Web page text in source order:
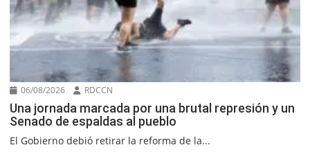
06/08/2026 RDCCN
Una jornada marcada por una brutal represión y un
Senado de espaldas al pueblo
El Gobierno debió retirar la reforma de la...